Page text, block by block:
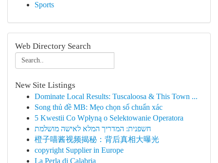
Sports
Web Directory Search
New Site Listings
Dominate Local Results: Tuscaloosa & This Town ...
Song thủ đề MB: Mẹo chọn số chuẩn xác
5 Kwestii Co Wpłyną o Selektowanie Operatora
חשפנית: המדריך המלא לאישה מושלמת
橙子喵酱视频揭秘：背后真相大曝光
copyright Supplier in Europe
La Perla di Calabria